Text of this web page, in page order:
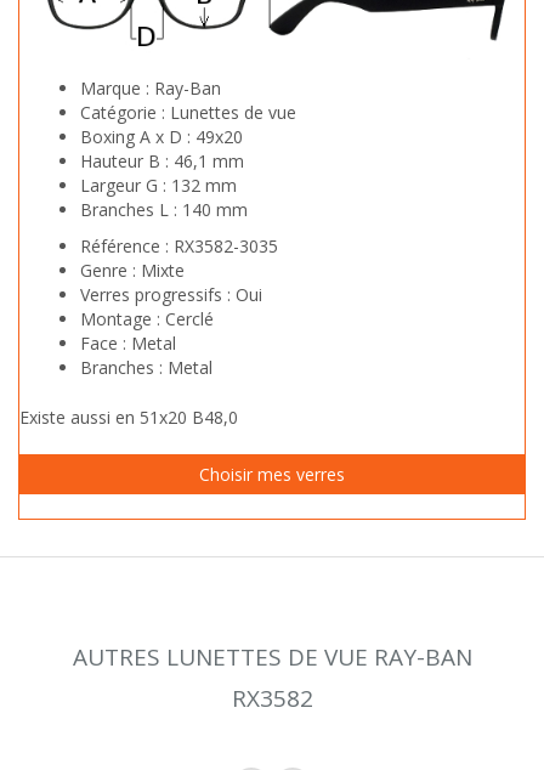
Marque : Ray-Ban
Catégorie : Lunettes de vue
Boxing A x D : 49x20
Hauteur B : 46,1 mm
Largeur G : 132 mm
Branches L : 140 mm
Référence : RX3582-3035
Genre : Mixte
Verres progressifs : Oui
Montage : Cerclé
Face : Metal
Branches : Metal
Existe aussi en 51x20 B48,0
AUTRES LUNETTES DE VUE RAY-BAN
RX3582